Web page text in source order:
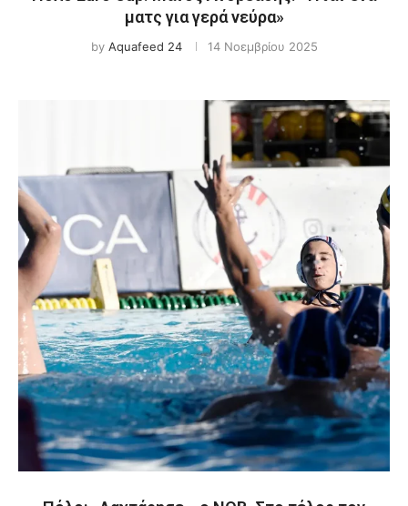
ματς για γερά νεύρα»
by Aquafeed 24 14 Νοεμβρίου 2025